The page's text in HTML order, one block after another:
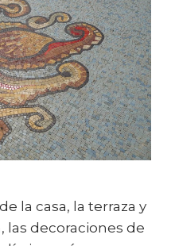
la casa, la terraza y
las decoraciones de